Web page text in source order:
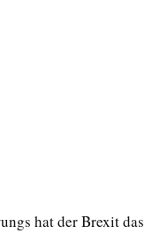
hat der Brexit das